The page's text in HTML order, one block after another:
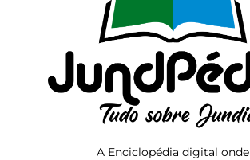
A Enciclopédia digital onde